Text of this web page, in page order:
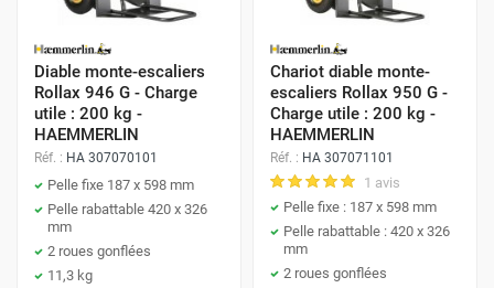
Diable monte-escaliers
Rollax 946 G - Charge
utile : 200 kg -
HAEMMERLIN
Réf. : HA 307070101
Pelle fixe 187 x 598 mm
Pelle rabattable 420 x 326
mm
2 roues gonflées
11,3 kg
Chariot diable monte-
escaliers Rollax 950 G -
Charge utile : 200 kg -
HAEMMERLIN
Réf. : HA 307071101
1 avis
Pelle fixe : 187 x 598 mm
Pelle rabattable : 420 x 326
mm
2 roues gonflées